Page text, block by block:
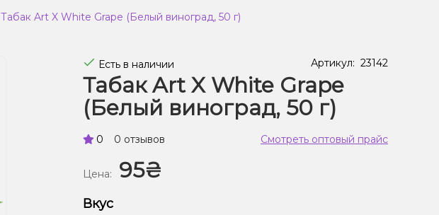
Табак Art X White Grape (Белый виноград, 50 г)
Есть в наличии Артикул: 23142
Табак Art X White Grape
(Белый виноград, 50 г)
0 0 отзывов Смотреть оптовый прайс
Цена: 95₴
Вкус